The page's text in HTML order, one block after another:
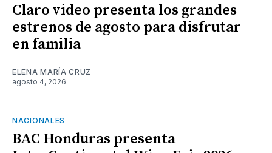
Claro video presenta los grandes
estrenos de agosto para disfrutar
en familia
ELENA MARÍA CRUZ
agosto 4, 2026
NACIONALES
BAC Honduras presenta